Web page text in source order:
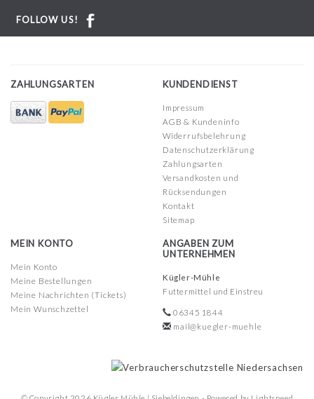
FOLLOW US!
ZAHLUNGSARTEN KUNDENDIENST
Impressum
AGB & Kundeninfo
Widerrufsbelehrung
Datenschutzerklärung
Zahlungsarten
Versandkosten und
Rücksendungen
Kontakt
Sitemap
MEIN KONTO
Mein Konto
Meine Bestellungen
Meine Nachrichten (Tickets)
Mein Wunschzettel
ANGABEN ZUM
UNTERNEHMEN
Kügler-Mühle
Futtermittel und Einstreu
06345 1844
mail@kuegler-muehle